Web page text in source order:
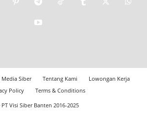
Siber Tentang Kami
Lowongan Kerja
Policy
Terms & Conditions
Visi Siber Banten 2016-2025